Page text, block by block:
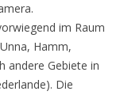
im Raum
Hamm,
andere Gebiete in
Die